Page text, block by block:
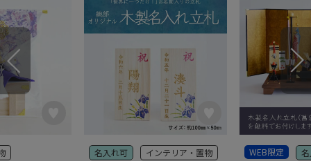
名入れ可 インテリア・置物 WEB限定